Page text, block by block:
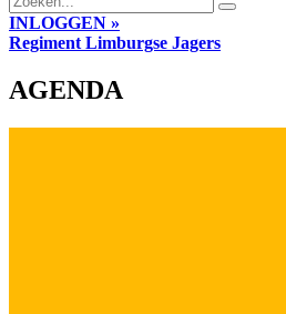
INLOGGEN »
Regiment Limburgse Jagers
AGENDA